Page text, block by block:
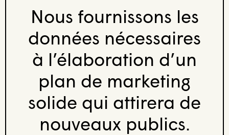
Nous fournissons les
données nécessaires
à l’élaboration d’un
plan de marketing
solide qui attirera de
nouveaux publics.